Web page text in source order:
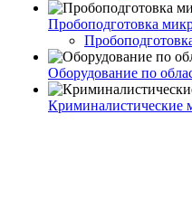
Пробоподготовка
Оборудование по
Криминалистические